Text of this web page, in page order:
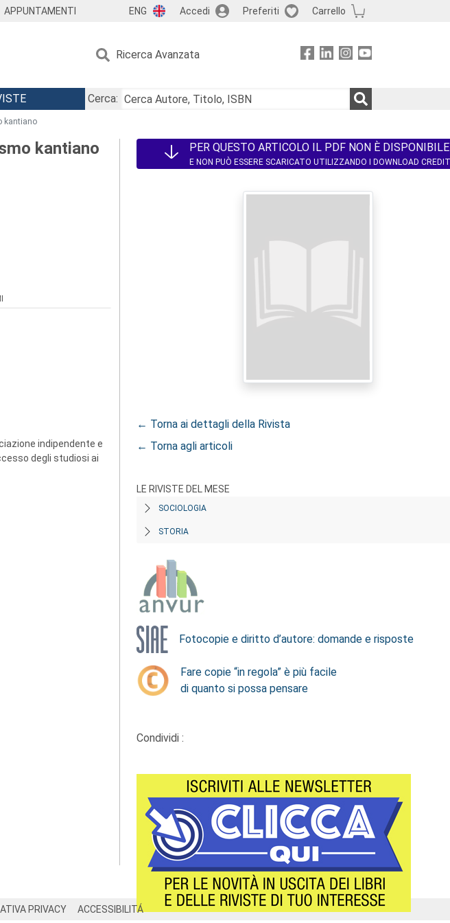
APPUNTAMENTI ENG Accedi Preferiti Carrello
Ricerca Avanzata
Cerca:
kantiano
kantiano
indipendente e
degli studiosi ai
PER QUESTO ARTICOLO IL PDF NON È DISPONIBILE
E NON PUÒ ESSERE SCARICATO UTILIZZANDO I DOWNLOAD CREDIT
← Torna ai dettagli della Rivista
← Torna agli articoli
LE RIVISTE DEL MESE
SOCIOLOGIA
STORIA
Fotocopie e diritto d’autore: domande e risposte
Fare copie “in regola” è più facile
di quanto si possa pensare
Condividi :
PRIVACY ACCESSIBILITÁ